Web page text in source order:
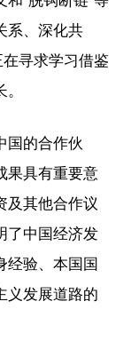
系、深化共
在寻求学习借鉴
国的合作伙
果具有重要意
及其他合作议
了中国经济发
经验、本国国
义发展道路的